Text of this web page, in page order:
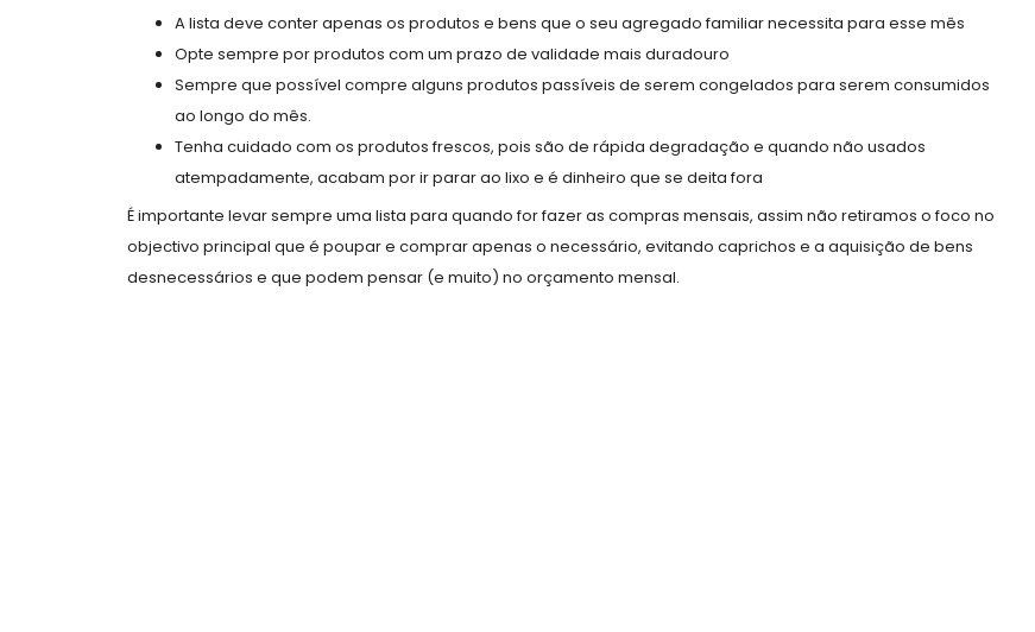
A lista deve conter apenas os produtos e bens que o seu agregado familiar necessita para esse mês
Opte sempre por produtos com um prazo de validade mais duradouro
Sempre que possível compre alguns produtos passíveis de serem congelados para serem consumidos
ao longo do mês.
Tenha cuidado com os produtos frescos, pois são de rápida degradação e quando não usados
atempadamente, acabam por ir parar ao lixo e é dinheiro que se deita fora
É importante levar sempre uma lista para quando for fazer as compras mensais, assim não retiramos o foco no
objectivo principal que é poupar e comprar apenas o necessário, evitando caprichos e a aquisição de bens
desnecessários e que podem pensar (e muito) no orçamento mensal.